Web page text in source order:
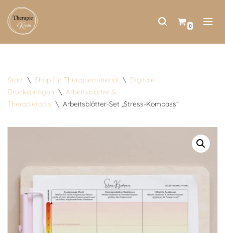
Zum
0
Start \ Shop für Therapiematerial \ Digitale
Druckvorlagen \ Arbeitsblätter &
Therapietools \ Arbeitsblätter-Set „Stress-Kompass“